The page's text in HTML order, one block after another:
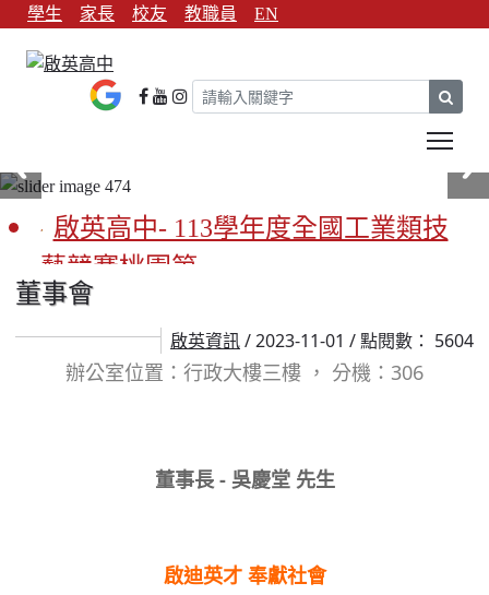
學生 家長 校友 教職員 EN
啟英高中- 113學年度全國工業類技
藝競賽桃園第一
啟英高中-113學年全國學生家事類技
藝競賽榮獲1支金手獎3支優勝
餐飲管理科桃園第一、資料處理科
啟英高中-汽車科榮耀桃園
董事會
啟英資訊 / 2023-11-01 / 點閱數： 5604
辦公室位置：行政大樓三樓 ， 分機：306
董事長 - 吳慶堂 先生
啟迪英才 奉獻社會